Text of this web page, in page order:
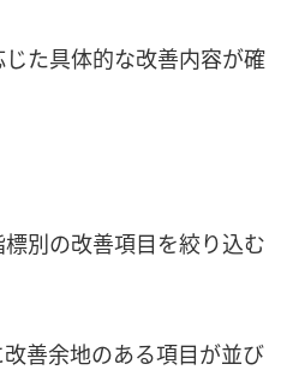
た具体的な改善内容が確
別の改善項目を絞り込む
善余地のある項目が並び